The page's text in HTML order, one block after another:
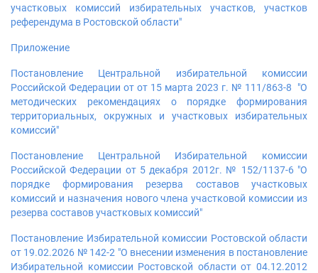
участковых комиссий избирательных участков, участков
референдума в Ростовской области"
Приложение
Постановление Центральной избирательной комиссии
Российской Федерации от от 15 марта 2023 г. № 111/863-8 "О
методических рекомендациях о порядке формирования
территориальных, окружных и участковых избирательных
комиссий"
Постановление Центральной Избирательной комиссии
Российской Федерации от 5 декабря 2012г. № 152/1137-6 "О
порядке формирования резерва составов участковых
комиссий и назначения нового члена участковой комиссии из
резерва составов участковых комиссий"
Постановление Избирательной комиссии Ростовской области
от 19.02.2026 № 142-2 "О внесении изменения в постановление
Избирательной комиссии Ростовской области от 04.12.2012